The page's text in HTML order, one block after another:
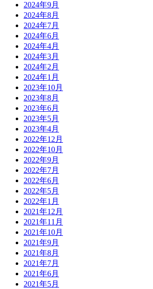
2024年9月
2024年8月
2024年7月
2024年6月
2024年4月
2024年3月
2024年2月
2024年1月
2023年10月
2023年8月
2023年6月
2023年5月
2023年4月
2022年12月
2022年10月
2022年9月
2022年7月
2022年6月
2022年5月
2022年1月
2021年12月
2021年11月
2021年10月
2021年9月
2021年8月
2021年7月
2021年6月
2021年5月